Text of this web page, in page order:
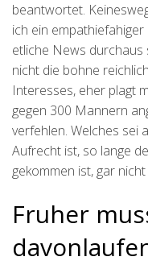
beantwortet.
ich ein
etliche News durchaus
nicht die bohne
Interesses, eher plagt
gegen 300 Mannern
verfehlen. Welches sei
Aufrecht ist, so lange
gekommen ist, gar
Fruher